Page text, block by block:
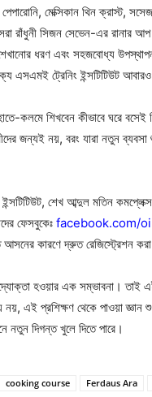
মেক্সিকান থিন ক্রাস্ট,
রাঁধুনী সিজন সেভেন-এর রানার
ধরণ এবং সহজবোধ্য
এসএমই ট্রেনিং ইন্সটিটিউট
কলমে শিখবেন কীভাবে ঘরে
জন্যই নয়, বরং যারা নতুন ব্যবসা
শেখ আব্দুল মতিন
ফেসবুকেঃ facebook.com/
কারণে দ্রুত রেজিস্ট্রেশন
হওয়ার এক সম্ভাবনা। তাই
এই প্রশিক্ষণ থেকে পাওয়া জ্ঞান
নতুন দিগন্ত খুলে দিতে পারে।
cooking course Ferdaus Ara